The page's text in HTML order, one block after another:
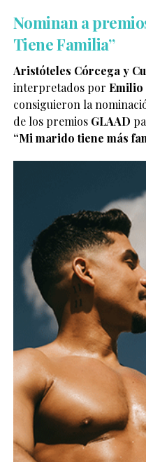
Nominan a
Tiene Familia”
Aristóteles Córcega y
interpretados por
consiguieron la
de los premios GLAAD
“Mi marido tiene más